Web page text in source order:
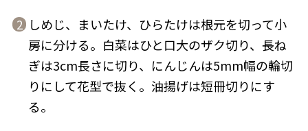
2 しめじ、まいたけ、ひらたけは根元を切って小
房に分ける。白菜はひと口大のザク切り、長ね
ぎは3cm長さに切り、にんじんは5mm幅の輪切
りにして花型で抜く。油揚げは短冊切りにす
る。